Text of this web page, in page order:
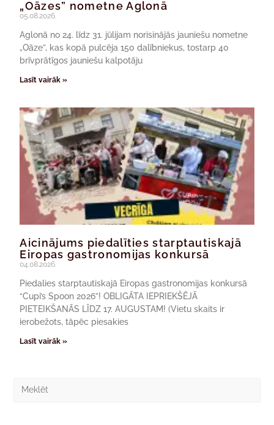
„Oāzes” nometne Aglonā
05.08.2026.
Aglonā no 24. līdz 31. jūlijam norisinājās jauniešu nometne
„Oāze”, kas kopā pulcēja 150 dalībniekus, tostarp 40
brīvprātīgos jauniešu kalpotāju
Lasīt vairāk »
Aicinājums piedalīties starptautiskajā
Eiropas gastronomijas konkursā
04.08.2026.
Piedalies starptautiskajā Eiropas gastronomijas konkursā
“Cupi’s Spoon 2026”! OBLIGĀTA IEPRIEKŠĒJĀ
PIETEIKŠANĀS LĪDZ 17. AUGUSTAM! (Vietu skaits ir
ierobežots, tāpēc piesakies
Lasīt vairāk »